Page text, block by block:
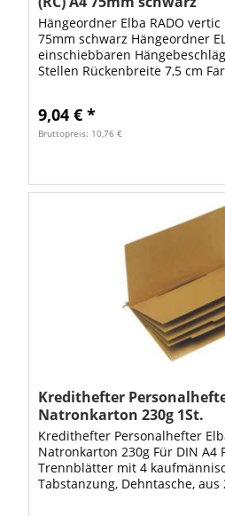
Hängeordner Elba RADO vertic
75mm schwarz Hängeordner
einschiebbaren
Stellen Rückenbreite 7,5 cm
9,04 € *
Bruttopreis: 10,76 €
Kredithefter
Natronkarton 230g 1St.
Kredithefter Personalhefter
Natronkarton 230g Für DIN A4
Trennblätter mit 4
Tabstanzung, Dehntasche, aus